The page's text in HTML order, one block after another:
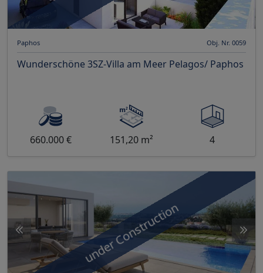
Paphos Obj. Nr. 0059
Wunderschöne 3SZ-Villa am Meer Pelagos/ Paphos
660.000 € 151,20 m² 4
under Construction